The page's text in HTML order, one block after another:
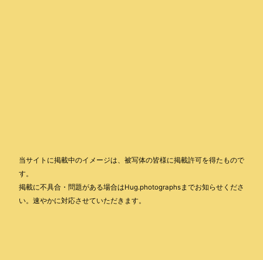
当サイトに掲載中のイメージは、被写体の皆様に掲載許可を得たもので
す。
掲載に不具合・問題がある場合はHug.photographsまでお知らせくださ
い。速やかに対応させていただきます。